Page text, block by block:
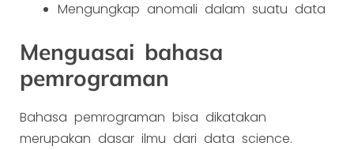
Mengungkap anomali dalam suatu data
Menguasai bahasa
pemrograman
Bahasa pemrograman bisa dikatakan
merupakan dasar ilmu dari data science.